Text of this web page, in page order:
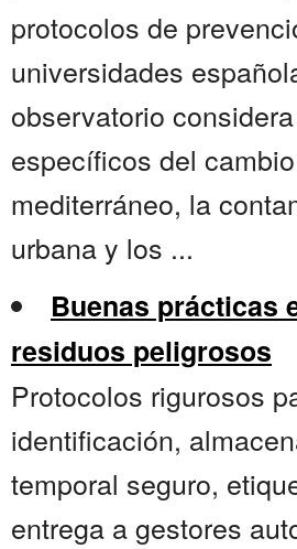
protocolos de
universidades
observatorio
específicos del
mediterráneo, la
urbana y los ...
Buenas prácticas
residuos peligrosos
Protocolos rigurosos
identificación,
temporal seguro,
entrega a gestores